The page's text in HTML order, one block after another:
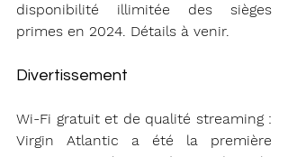
disponibilité illimitée des sièges
primes en 2024. Détails à venir.
Divertissement
Wi-Fi gratuit et de qualité streaming :
Virgin Atlantic a été la première